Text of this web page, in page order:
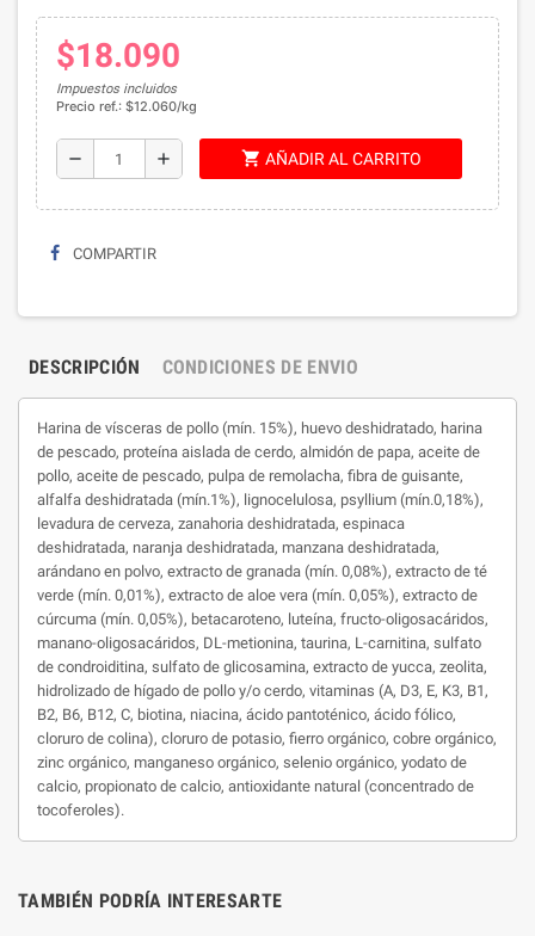
$18.090
Impuestos incluidos
Precio ref.: $12.060/kg
remove add shopping_cart AÑADIR AL CARRITO
COMPARTIR
DESCRIPCIÓN CONDICIONES DE ENVIO
Harina de vísceras de pollo (mín. 15%), huevo deshidratado, harina
de pescado, proteína aislada de cerdo, almidón de papa, aceite de
pollo, aceite de pescado, pulpa de remolacha, fibra de guisante,
alfalfa deshidratada (mín.1%), lignocelulosa, psyllium (mín.0,18%),
levadura de cerveza, zanahoria deshidratada, espinaca
deshidratada, naranja deshidratada, manzana deshidratada,
arándano en polvo, extracto de granada (mín. 0,08%), extracto de té
verde (mín. 0,01%), extracto de aloe vera (mín. 0,05%), extracto de
cúrcuma (mín. 0,05%), betacaroteno, luteína, fructo-oligosacáridos,
manano-oligosacáridos, DL-metionina, taurina, L-carnitina, sulfato
de condroiditina, sulfato de glicosamina, extracto de yucca, zeolita,
hidrolizado de hígado de pollo y/o cerdo, vitaminas (A, D3, E, K3, B1,
B2, B6, B12, C, biotina, niacina, ácido pantoténico, ácido fólico,
cloruro de colina), cloruro de potasio, fierro orgánico, cobre orgánico,
zinc orgánico, manganeso orgánico, selenio orgánico, yodato de
calcio, propionato de calcio, antioxidante natural (concentrado de
tocoferoles).
TAMBIÉN PODRÍA INTERESARTE